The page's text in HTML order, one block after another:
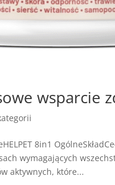
wsparcie
8in1
wymagających
aktywnych, które...